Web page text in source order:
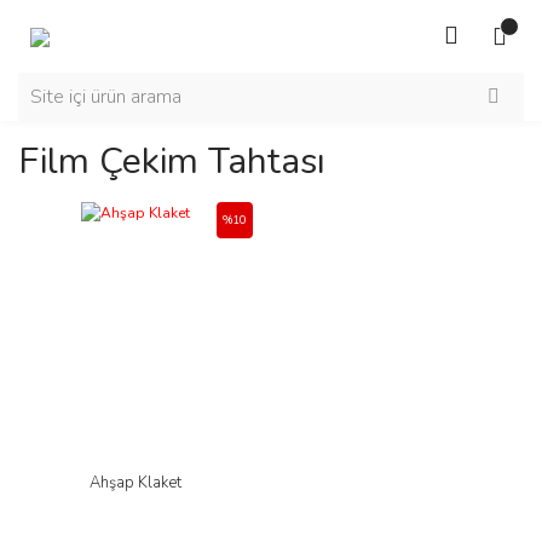
Film Çekim Tahtası
Ahşap Klaket
%10